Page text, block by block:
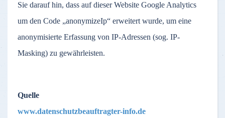
Sie darauf hin, dass auf dieser Website Google Analytics
um den Code „anonymizeIp“ erweitert wurde, um eine
anonymisierte Erfassung von IP-Adressen (sog. IP-
Masking) zu gewährleisten.
Quelle
www.datenschutzbeauftragter-info.de